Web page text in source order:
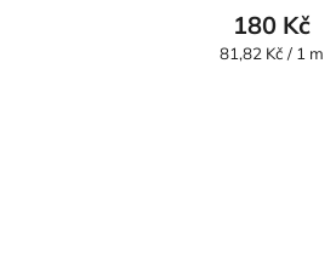
180 Kč
Měrná
81,82 Kč / 1 m